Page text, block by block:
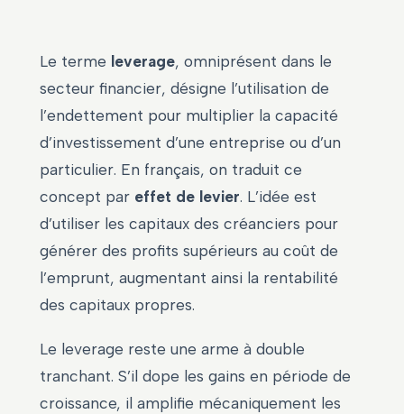
Le terme leverage, omniprésent dans le
secteur financier, désigne l’utilisation de
l’endettement pour multiplier la capacité
d’investissement d’une entreprise ou d’un
particulier. En français, on traduit ce
concept par effet de levier. L’idée est
d’utiliser les capitaux des créanciers pour
générer des profits supérieurs au coût de
l’emprunt, augmentant ainsi la rentabilité
des capitaux propres.
Le leverage reste une arme à double
tranchant. S’il dope les gains en période de
croissance, il amplifie mécaniquement les